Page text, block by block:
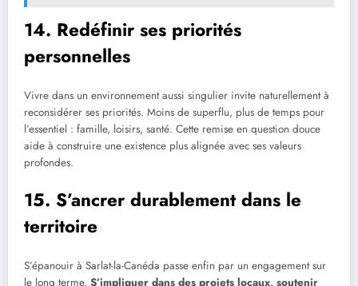
14. Redéfinir ses priorités
personnelles
Vivre dans un environnement aussi singulier invite naturellement à
reconsidérer ses priorités. Moins de superflu, plus de temps pour
l’essentiel : famille, loisirs, santé. Cette remise en question douce
aide à construire une existence plus alignée avec ses valeurs
profondes.
15. S’ancrer durablement dans le
territoire
S’épanouir à Sarlat-la-Canéda passe enfin par un engagement sur
le long terme. S’impliquer dans des projets locaux, soutenir